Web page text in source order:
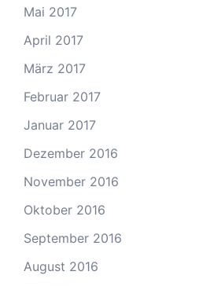
Mai 2017
April 2017
März 2017
Februar 2017
Januar 2017
Dezember 2016
November 2016
Oktober 2016
September 2016
August 2016